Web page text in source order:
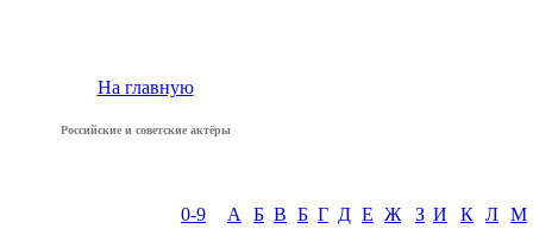
На главную
Российские и советские актёры
0-9 А Б В Б Г Д Е Ж З И К Л М